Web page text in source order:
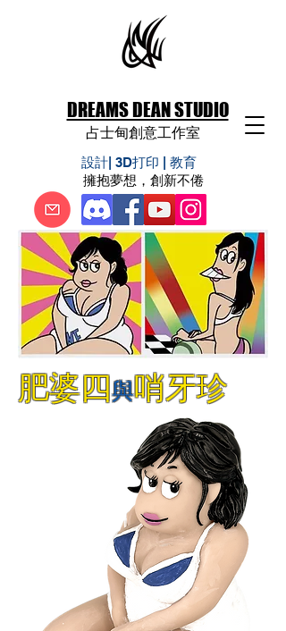
DREAMS DEAN STUDIO
占士甸創意工作室
​設計| 3D打印 | 教育
擁抱夢想，創新不倦
肥婆四與哨牙珍